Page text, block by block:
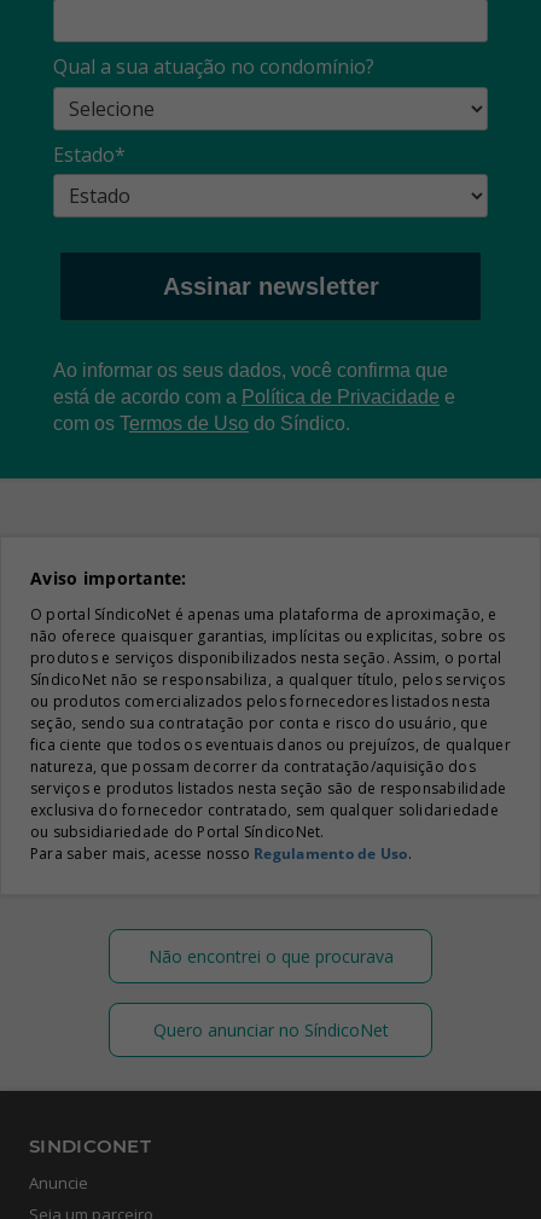
Qual a sua atuação no condomínio?
Estado*
Assinar newsletter
Ao informar os seus dados, você confirma que
está de acordo com a Política de Privacidade e
com os Termos de Uso do Síndico.
Aviso importante:
O portal SíndicoNet é apenas uma plataforma de aproximação, e
não oferece quaisquer garantias, implícitas ou explicitas, sobre os
produtos e serviços disponibilizados nesta seção. Assim, o portal
SíndicoNet não se responsabiliza, a qualquer título, pelos serviços
ou produtos comercializados pelos fornecedores listados nesta
seção, sendo sua contratação por conta e risco do usuário, que
fica ciente que todos os eventuais danos ou prejuízos, de qualquer
natureza, que possam decorrer da contratação/aquisição dos
serviços e produtos listados nesta seção são de responsabilidade
exclusiva do fornecedor contratado, sem qualquer solidariedade
ou subsidiariedade do Portal SíndicoNet.
Para saber mais, acesse nosso Regulamento de Uso.
Não encontrei o que procurava
Quero anunciar no SíndicoNet
SINDICONET
Anuncie
Seja um parceiro